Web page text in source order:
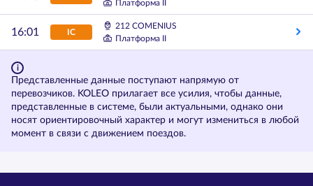
Платформа II
16:01 IC
212 COMENIUS
Платформа II
Представленные данные поступают напрямую от
перевозчиков. KOLEO прилагает все усилия, чтобы данные,
представленные в системе, были актуальными, однако они
носят ориентировочный характер и могут измениться в любой
момент в связи с движением поездов.